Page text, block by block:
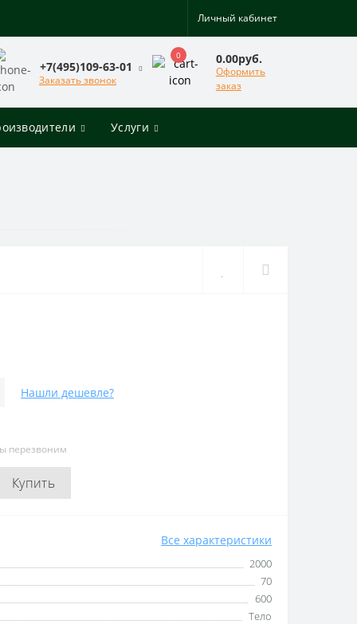
Личный кабинет
+7(495)109-63-01
Заказать звонок
0 0.00руб.
Оформить
заказ
Услуги
Нашли дешевле?
перезвоним
Купить
Все характеристики
2000
70
600
Тело